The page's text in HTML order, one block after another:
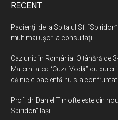
RECENT
Pacienţii de la Spitalul Sf.
mult mai uşor la consultaţii
Caz unic în România! O tânără de
Maternitatea “Cuza Vodă” cu
că nicio pacientă nu s-a confruntat
Prof. dr. Daniel Timofte este din
Spiridon” Iaşi